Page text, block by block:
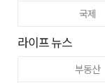
국제
라이프 뉴스
부동산